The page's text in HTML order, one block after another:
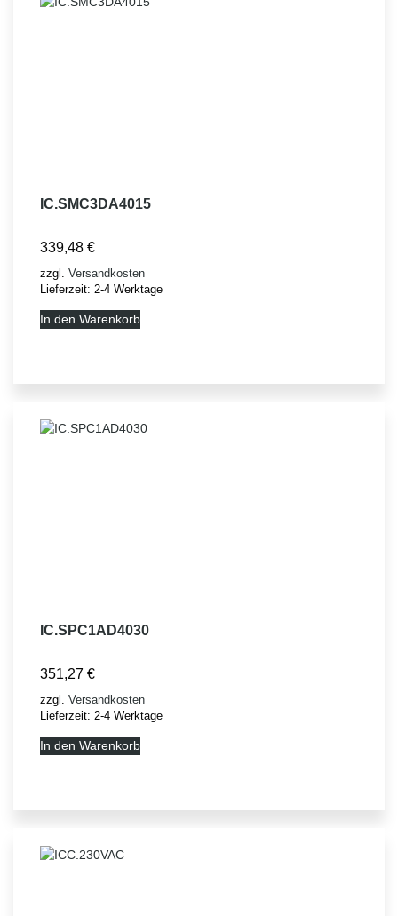
IC.SMC3DA4015
339,48 €
zzgl. Versandkosten
Lieferzeit: 2-4 Werktage
In den Warenkorb
IC.SPC1AD4030
351,27 €
zzgl. Versandkosten
Lieferzeit: 2-4 Werktage
In den Warenkorb